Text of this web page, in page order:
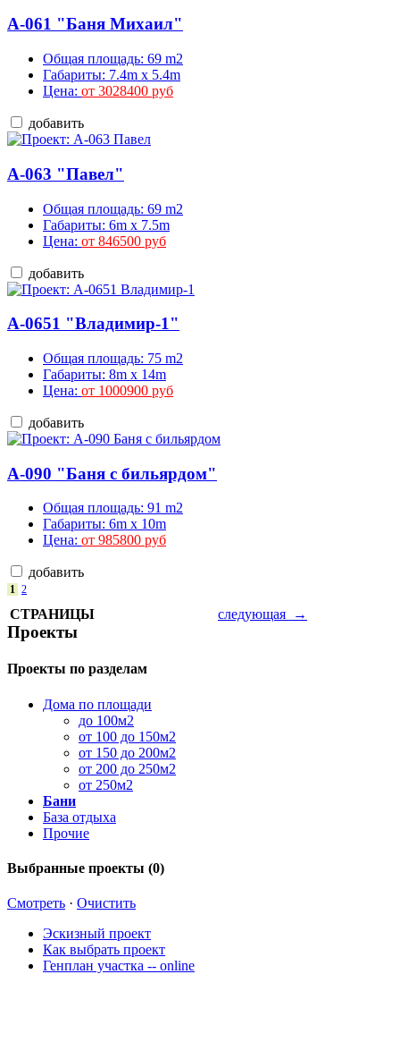
A-061 "Баня Михаил"
Общая площадь: 69 m2
Габариты: 7.4m x 5.4m
Цена: от 3028400 руб
добавить
A-063 "Павел"
Общая площадь: 69 m2
Габариты: 6m x 7.5m
Цена: от 846500 руб
добавить
A-0651 "Владимир-1"
Общая площадь: 75 m2
Габариты: 8m x 14m
Цена: от 1000900 руб
добавить
A-090 "Баня с бильярдом"
Общая площадь: 91 m2
Габариты: 6m x 10m
Цена: от 985800 руб
добавить
1 2
СТРАНИЦЫ следующая →
Проекты
Проекты по разделам
Дома по площади
до 100м2
от 100 до 150м2
от 150 до 200м2
от 200 до 250м2
от 250м2
Бани
База отдыха
Прочие
Выбранные проекты (0)
Смотреть · Очистить
Эскизный проект
Как выбрать проект
Генплан участка -- online